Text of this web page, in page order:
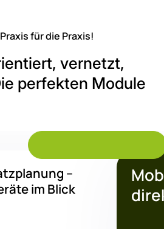
für die Praxis!
vernetzt,
perfekten Module
–
im Blick